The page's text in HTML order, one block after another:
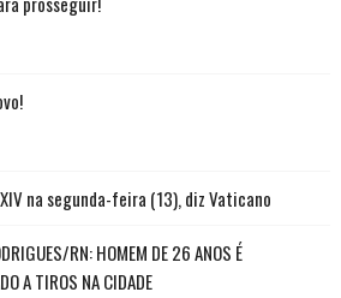
na segunda-feira (13), diz Vaticano
RN: HOMEM DE 26 ANOS É
A TIROS NA CIDADE